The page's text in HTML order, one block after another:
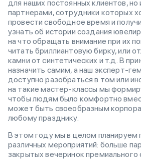
для наших постоянных клиентов,
партнерами, сотрудники которых
провести свободное время и
узнать об истории создания
на что обращать внимание при их
читать бриллиантовую бирку, или
камни от синтетических и т.д. В
назначить самим, а наш эксперт-
доступно разобраться в том или
на такие мастер-классы мы
чтобы людям было комфортно
может быть своеобразным
любому празднику.
В этом году мы в целом планируем
различных мероприятий: больше
закрытых вечеринок